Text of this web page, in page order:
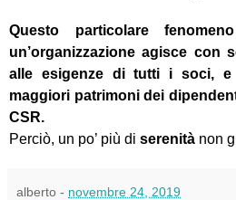
Questo particolare
un’organizzazione agisce con
alle esigenze di tutti i soci,
maggiori patrimoni dei
CSR.
Perciò, un po’ più di serenità non
alberto - novembre 24, 2019